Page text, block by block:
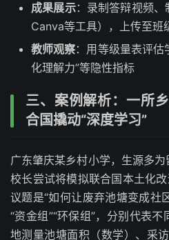
成果展示：录制答辩视频、
Canva等工具），上传至班
教师观察：用等级量表评估
化理解力”等隐性指标
三、案例解析：一所
合国撬动“深度学习”
广东肇庆某乡村小学，生源多为
校长尝试将模拟联合国本土化
议题是“如何让废弃池塘变成社
“资金组”“环保组”，分别代表
地测量池塘面积（数学）、采